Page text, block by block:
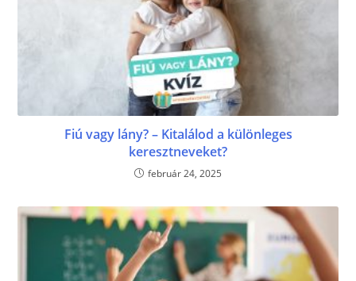
Fiú vagy lány? – Kitalálod a különleges
keresztneveket?
február 24, 2025